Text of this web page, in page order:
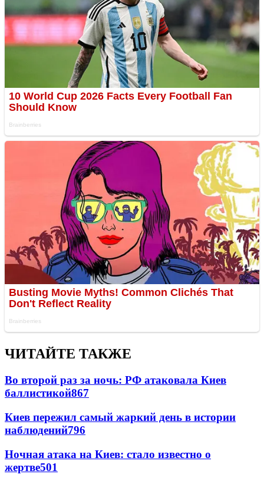
ЧИТАЙТЕ ТАКЖЕ
Во второй раз за ночь: РФ атаковала Киев
баллистикой867
Киев пережил самый жаркий день в истории
наблюдений796
Ночная атака на Киев: стало известно о
жертве501